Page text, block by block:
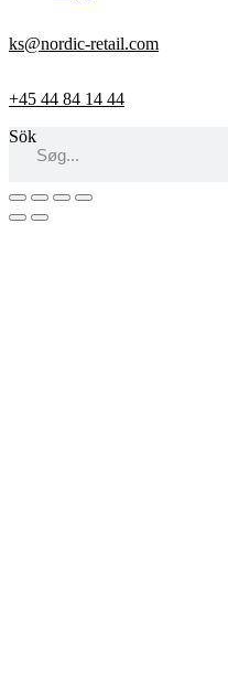
ks@nordic-retail.com
+45 44 84 14 44
Sök